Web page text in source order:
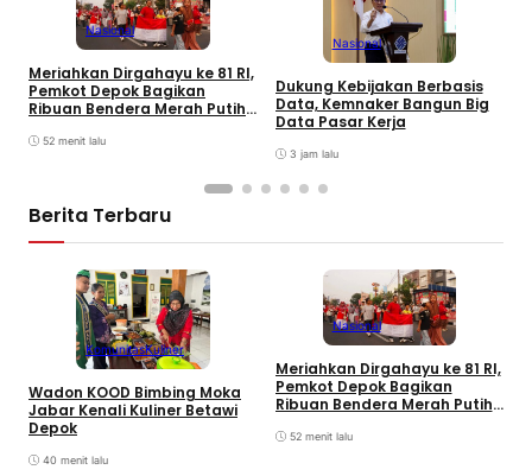
Nasional
Meriahkan Dirgahayu ke 81 RI,
Pemkot Depok Bagikan
Ribuan Bendera Merah Putih
52 menit lalu
Nasional
Dukung Kebijakan Berbasis
Data, Kemnaker Bangun Big
Data Pasar Kerja
3 jam lalu
Berita Terbaru
KomunitasKuliner
Wadon KOOD Bimbing Moka
Jabar Kenali Kuliner Betawi
Depok
40 menit lalu
Nasional
Meriahkan Dirgahayu ke 81 RI,
Pemkot Depok Bagikan
Ribuan Bendera Merah Putih
52 menit lalu